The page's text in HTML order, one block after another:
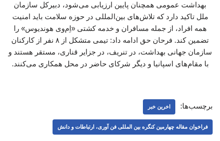
بهداشت عمومی همچنان پایین ارزیابی می‌شود، دبیرکل سازمان
ملل تاکید دارد که تلاش‌های بین‌المللی در حوزه سلامت باید امنیت
همه افراد، از جمله مسافران و خدمه کشتی «اِم‌وی هوندیوس» را
تضمین کند. فرحان حق ادامه داد: تیمی متشکل از ۸ نفر از کارکنان
سازمان جهانی بهداشت، در تنریف، در جزایر قناری، مستقر هستند و
با مقام‌های اسپانیا و دیگر شرکای حاضر در محل همکاری می‌کنند.
برچسب‌ها: اخرین خبر
فراخوان مقاله چهارمین کنگره بین المللی فن آوری، ارتباطات و دانش